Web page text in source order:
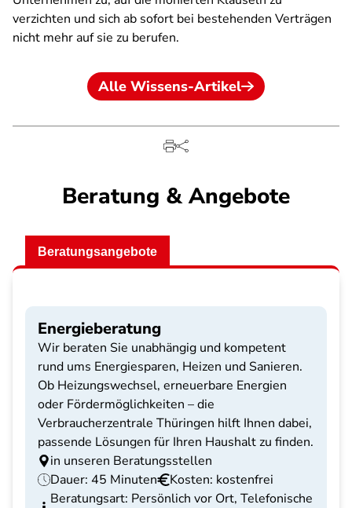
verzichten und sich ab sofort bei bestehenden Verträgen
nicht mehr auf sie zu berufen.
Alle Wissens-Artikel
Beratung & Angebote
Beratungsangebote
Energieberatung
Wir beraten Sie unabhängig und kompetent
rund ums Energiesparen, Heizen und Sanieren.
Ob Heizungswechsel, erneuerbare Energien
oder Fördermöglichkeiten – die
Verbraucherzentrale Thüringen hilft Ihnen dabei,
passende Lösungen für Ihren Haushalt zu finden.
in unseren Beratungsstellen
Dauer: 45 Minuten
Kosten: kostenfrei
Beratungsart: Persönlich vor Ort, Telefonische